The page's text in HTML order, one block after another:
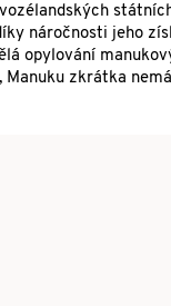
náročnosti jeho
opylování
zkrátka